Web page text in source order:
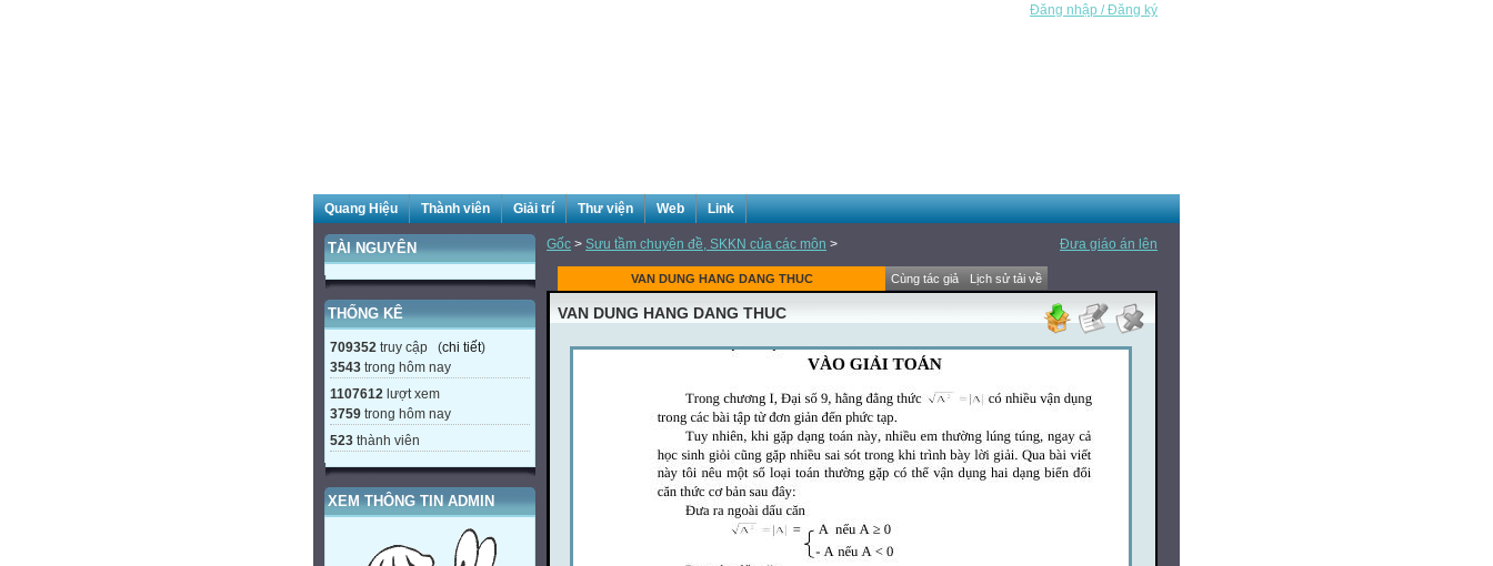
Đăng nhập / Đăng ký
Quang Hiệu Thành viên Giải trí Thư viện Web Link
TÀI NGUYÊN
THỐNG KÊ
709352 truy cập (chi tiết)
3543 trong hôm nay
1107612 lượt xem
3759 trong hôm nay
523 thành viên
XEM THÔNG TIN ADMIN
Đưa giáo án lên
Gốc > Sưu tầm chuyên đề, SKKN của các môn >
VAN DUNG HANG DANG THUC Cùng tác giả Lịch sử tải về
VAN DUNG HANG DANG THUC